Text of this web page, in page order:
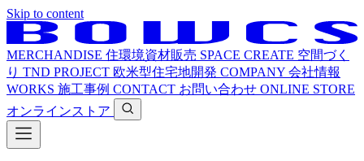
Skip to content
MERCHANDISE 住環境資材販売 SPACE CREATE 空間づく
り TND PROJECT 欧米型住宅地開発 COMPANY 会社情報
WORKS 施工事例 CONTACT お問い合わせ ONLINE STORE
オンラインストア